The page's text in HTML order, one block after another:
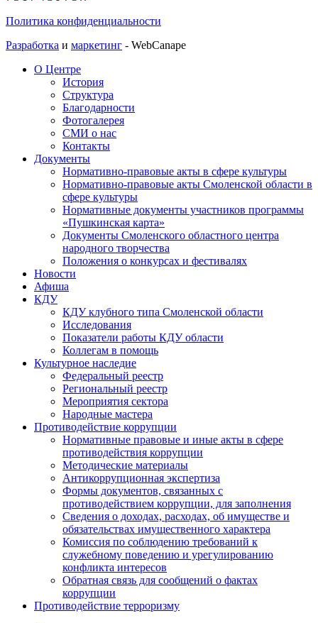
Политика конфиденциальности
Разработка и маркетинг - WebCanape
О Центре
История
Структура
Благодарности
Фотогалерея
СМИ о нас
Контакты
Документы
Нормативно-правовые акты в сфере культуры
Нормативно-правовые акты Смоленской области в
сфере культуры
Нормативные документы участников программы
«Пушкинская карта»
Документы Смоленского областного центра
народного творчества
Положения о конкурсах и фестивалях
Новости
Афиша
КДУ
КДУ клубного типа Смоленской области
Исследования
Показатели работы КДУ области
Коллегам в помощь
Культурное наследие
Федеральный реестр
Региональный реестр
Мероприятия сектора
Народные мастера
Противодействие коррупции
Нормативные правовые и иные акты в сфере
противодействия коррупции
Методические материалы
Антикоррупционная экспертиза
Формы документов, связанных с
противодействием коррупции, для заполнения
Сведения о доходах, расходах, об имуществе и
обязательствах имущественного характера
Комиссия по соблюдению требований к
служебному поведению и урегулированию
конфликта интересов
Обратная связь для сообщений о фактах
коррупции
Противодействие терроризму